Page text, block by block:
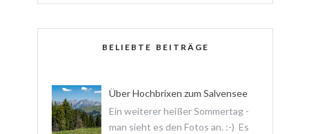
BELIEBTE BEITRÄGE
Über Hochbrixen zum Salvensee
Ein weiterer heißer Sommertag -
man sieht es den Fotos an. :-) Es